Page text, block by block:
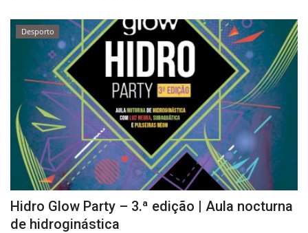
Desporto
Hidro Glow Party – 3.ª edição | Aula nocturna
de hidroginástica